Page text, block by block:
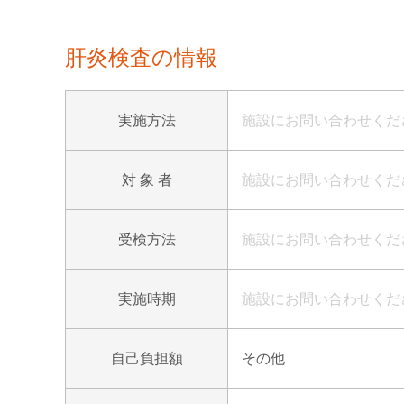
肝炎検査の情報
実施方法 施設にお問い合わせくだ
対 象 者 施設にお問い合わせくだ
受検方法 施設にお問い合わせくだ
実施時期 施設にお問い合わせくだ
自己負担額 その他